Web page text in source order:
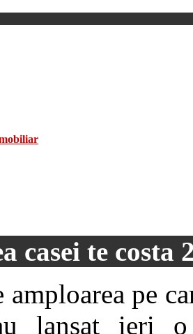
casei te costa
amploarea pe
lansat ieri o